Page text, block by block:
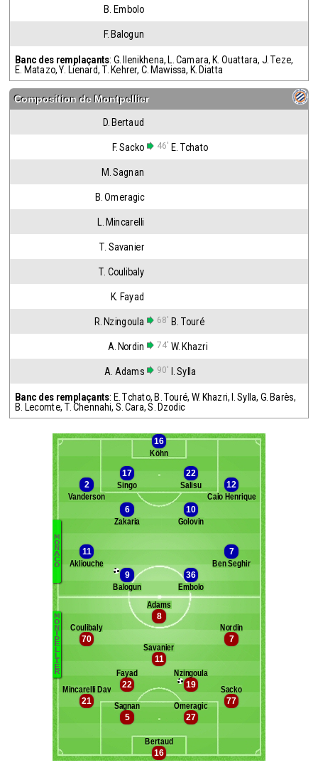
B. Embolo
F. Balogun
Banc des remplaçants: G. Ilenikhena, L. Camara, K. Ouattara, J. Teze,
E. Matazo,Y. Lienard, T. Kehrer, C. Mawissa, K. Diatta
Composition de Montpellier
D. Bertaud
F. Sacko 46' E. Tchato
M. Sagnan
B. Omeragic
L. Mincarelli
T. Savanier
T. Coulibaly
K. Fayad
R. Nzingoula 68' B. Touré
A. Nordin 74' W. Khazri
A. Adams 90' I. Sylla
Banc des remplaçants: E. Tchato, B. Touré, W. Khazri, I. Sylla, G. Barès,
B. Lecomte, T. Chennahi, S. Cara,S. Dzodic